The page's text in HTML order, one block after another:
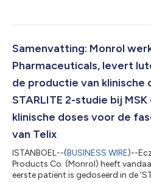
(Lutetium-177 non-carrier-added),
klinische studie met Ludotadipep,
werkzaamheid en veiligheid te...
Samenvatting: Monrol
Pharmaceuticals, levert
de productie van klinische
STARLITE 2-studie bij
klinische doses voor de
van Telix
ISTANBOEL--(BUSINESS WIRE)--
Products Co. (Monrol) heeft
eerste patiënt is gedoseerd in de